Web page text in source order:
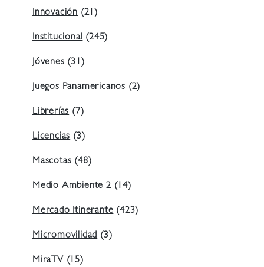
Innovación (21)
Institucional(245)
Jóvenes(31)
Juegos Panamericanos (2)
Librerías(7)
Licencias(3)
Mascotas(48)
Medio Ambiente 2(14)
Mercado Itinerante(423)
Micromovilidad(3)
MiraTV(15)